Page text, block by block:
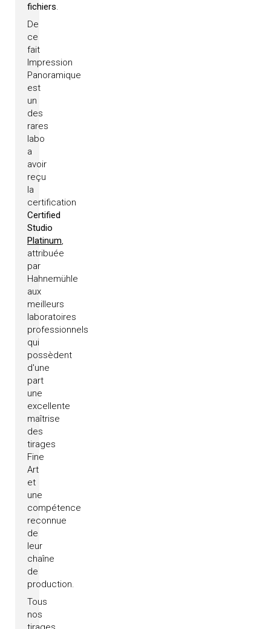
fichiers.
De
ce
fait
Impression
Panoramique
est
un
des
rares
labo
a
avoir
reçu
la
certification
Certified
Studio
Platinum,
attribuée
par
Hahnemühle
aux
meilleurs
laboratoires
professionnels
qui
possèdent
d'une
part
une
excellente
maîtrise
des
tirages
Fine
Art
et
une
compétence
reconnue
de
leur
chaîne
de
production.
Tous
nos